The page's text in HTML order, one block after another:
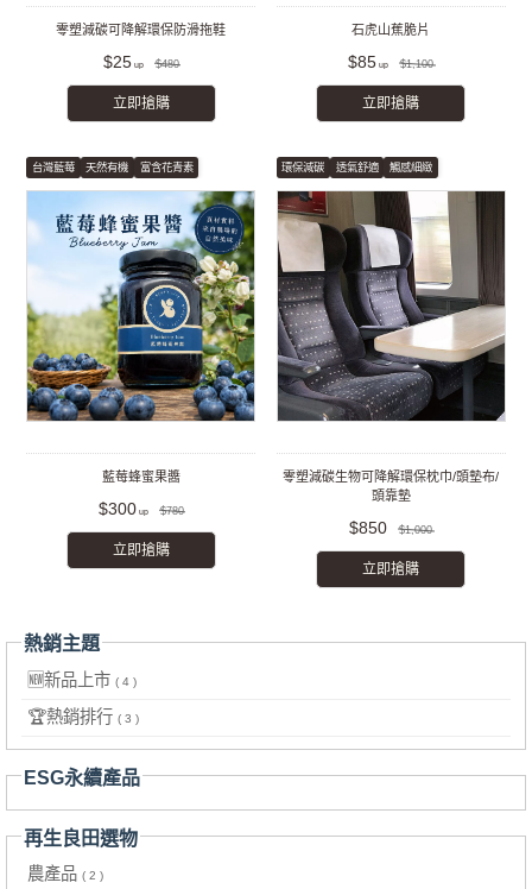
零塑減碳可降解環保防滑拖鞋
$25 $480
立即搶購
石虎山蕉脆片
$85 $1,100
立即搶購
台灣藍莓 天然有機 富含花青素
藍莓蜂蜜果醬
$300 $780
立即搶購
環保減碳 透氣舒適 觸感細緻
零塑減碳生物可降解環保枕巾/頭墊布/
頭靠墊
$850 $1,000
立即搶購
熱銷主題
🆕新品上市 ( 4 )
🏆熱銷排行 ( 3 )
ESG永續產品
再生良田選物
農產品 ( 2 )